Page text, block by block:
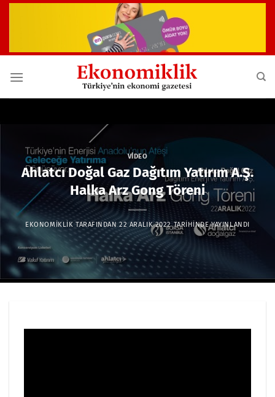
VIDEO
Ahlatcı Doğal Gaz Dağıtım Yatırım A.Ş.
Halka Arz Gong Töreni
EKONOMIKLIK TARAFINDAN 22 ARALIK 2022TARIHINDE YAYINLANDI